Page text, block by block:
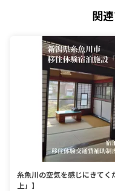
関
糸魚川の空気を感じにきて
上」】